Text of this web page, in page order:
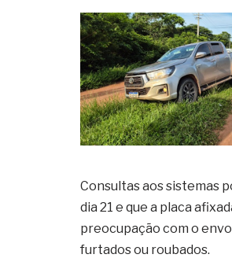
Consultas aos sistemas
dia 21 e que a placa
preocupação com o
furtados ou roubados.